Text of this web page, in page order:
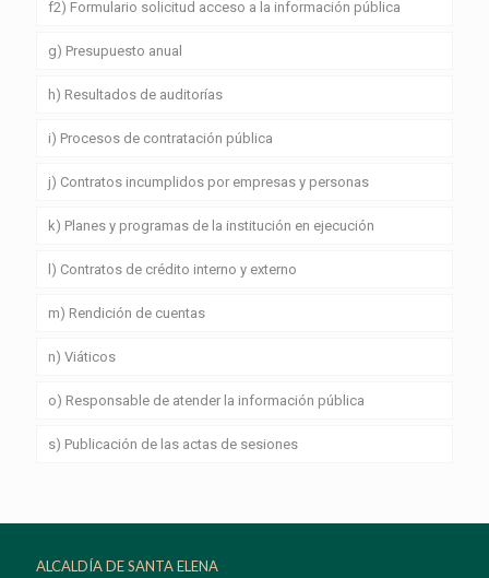
f2) Formulario solicitud acceso a la información pública
g) Presupuesto anual
h) Resultados de auditorías
i) Procesos de contratación pública
j) Contratos incumplidos por empresas y personas
k) Planes y programas de la institución en ejecución
l) Contratos de crédito interno y externo
m) Rendición de cuentas
n) Viáticos
o) Responsable de atender la información pública
s) Publicación de las actas de sesiones
ALCALDÍA DE SANTA ELENA